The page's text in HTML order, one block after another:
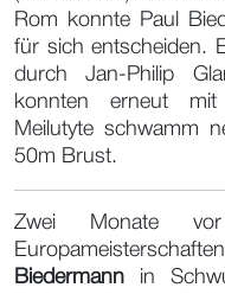
Rom konnte Paul
für sich entscheiden.
durch Jan-Philip
konnten erneut mit
Meilutyte schwamm
50m Brust.
Zwei Monate
Biedermann in